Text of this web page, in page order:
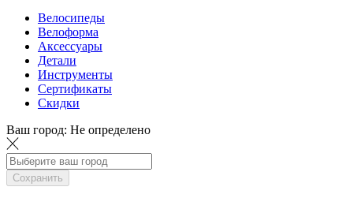
Велосипеды
Велоформа
Аксессуары
Детали
Инструменты
Сертификаты
Скидки
Ваш город: Не определено
Сохранить